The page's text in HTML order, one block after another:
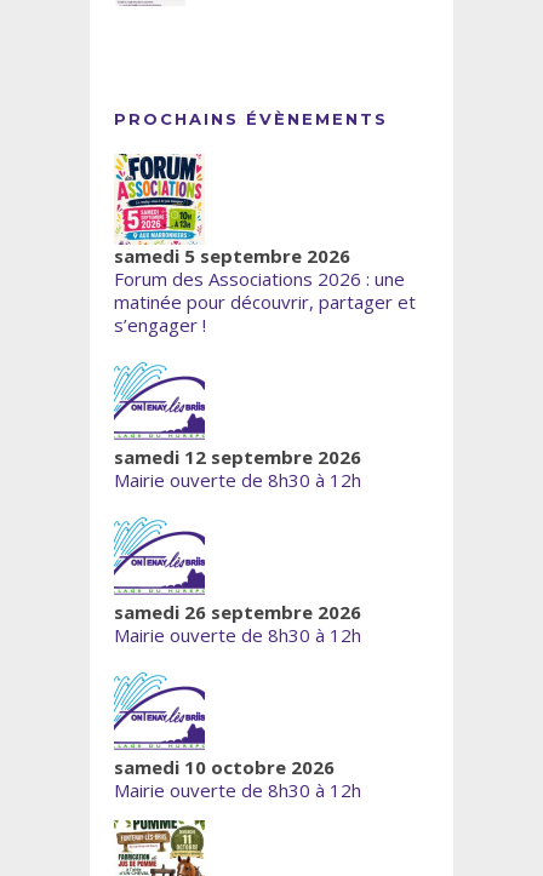
PROCHAINS ÉVÈNEMENTS
samedi 5 septembre 2026
Forum des Associations 2026 : une
matinée pour découvrir, partager et
s’engager !
samedi 12 septembre 2026
Mairie ouverte de 8h30 à 12h
samedi 26 septembre 2026
Mairie ouverte de 8h30 à 12h
samedi 10 octobre 2026
Mairie ouverte de 8h30 à 12h